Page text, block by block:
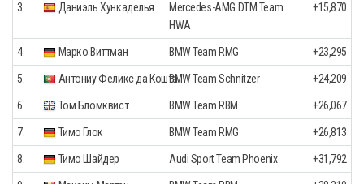
3. Даниэль Хункаделья
Mercedes-AMG DTM Team
HWA
+15,870
4. Марко Виттман BMW Team RMG +23,295
5. Антониу Феликс да КоштаBMW Team Schnitzer +24,209
6. Том Бломквист BMW Team RBM +26,067
7. Тимо Глок BMW Team RMG +26,813
8. Тимо Шайдер Audi Sport Team Phoenix +31,792